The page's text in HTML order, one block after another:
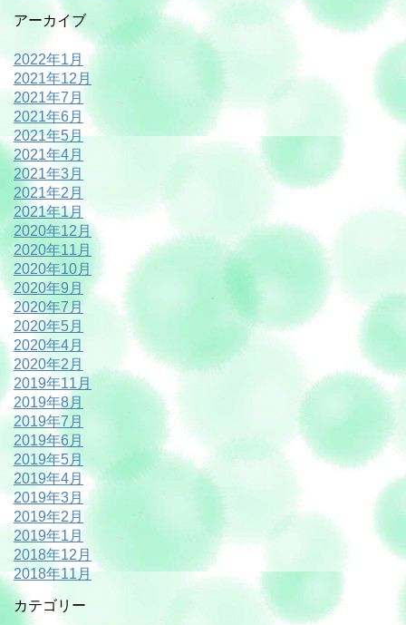
アーカイブ
2022年1月
2021年12月
2021年7月
2021年6月
2021年5月
2021年4月
2021年3月
2021年2月
2021年1月
2020年12月
2020年11月
2020年10月
2020年9月
2020年7月
2020年5月
2020年4月
2020年2月
2019年11月
2019年8月
2019年7月
2019年6月
2019年5月
2019年4月
2019年3月
2019年2月
2019年1月
2018年12月
2018年11月
カテゴリー